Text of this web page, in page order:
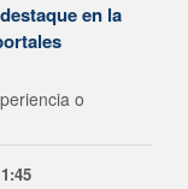
en la
o